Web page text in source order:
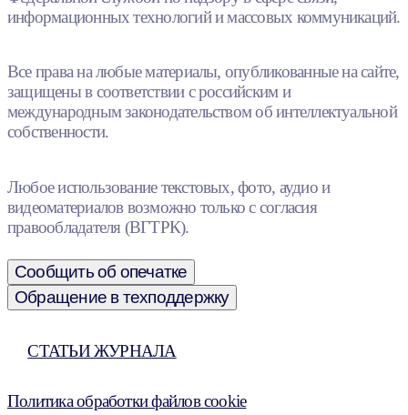
информационных технологий и массовых коммуникаций.
Все права на любые материалы, опубликованные на сайте,
защищены в соответствии с российским и
международным законодательством об интеллектуальной
собственности.
Любое использование текстовых, фото, аудио и
видеоматериалов возможно только с согласия
правообладателя (ВГТРК).
Сообщить об опечатке
Обращение в техподдержку
СТАТЬИ ЖУРНАЛА
Политика обработки файлов cookie